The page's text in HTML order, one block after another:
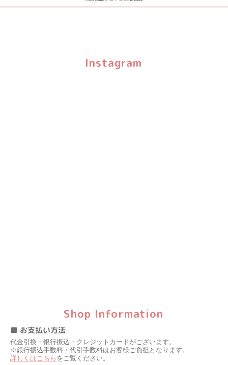
Instagram
Shop Information
■ お支払い方法
代金引換・銀行振込・クレジットカードがございます。
※銀行振込手数料・代引手数料はお客様ご負担となります。
詳しくはこちら をご覧ください。